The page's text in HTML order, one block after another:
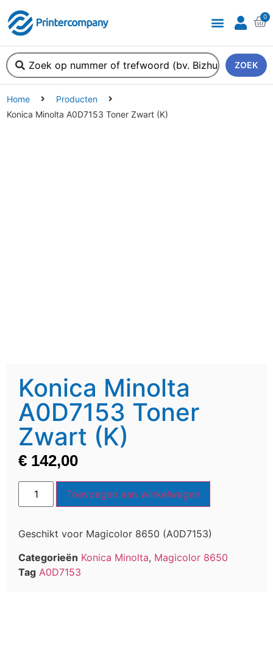
0
ZOEK
Home
Producten
Konica Minolta A0D7153 Toner Zwart (K)
Konica Minolta
A0D7153 Toner
Zwart (K)
€ 142,00
Toevoegen aan winkelwagen
Geschikt voor Magicolor 8650 (A0D7153)
Categorieën Konica Minolta, Magicolor 8650
Tag A0D7153